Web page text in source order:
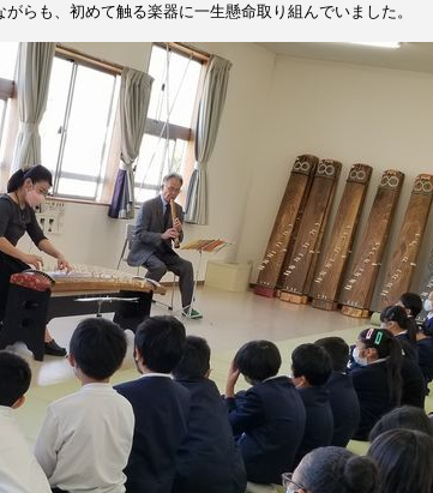
がらも、初めて触る楽器に一生懸命取り組んでいました。